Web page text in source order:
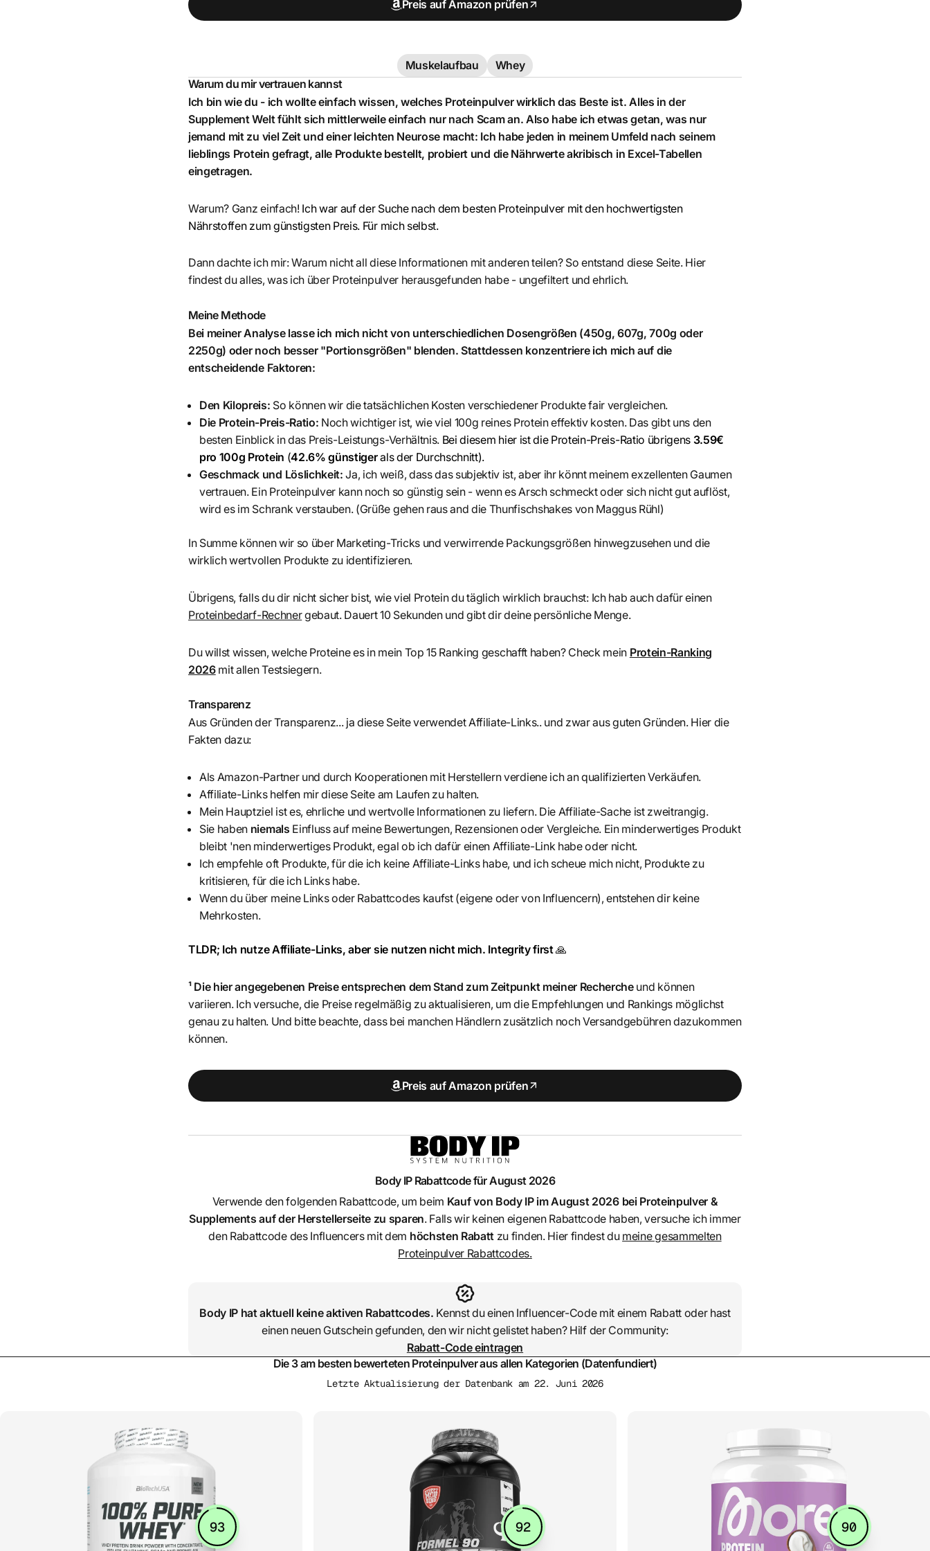
Preis auf Amazon prüfen
Muskelaufbau
Whey
Warum du mir vertrauen kannst
Ich bin wie du - ich wollte einfach wissen, welches Proteinpulver wirklich das Beste ist. Alles in der
Supplement Welt fühlt sich mittlerweile einfach nur nach Scam an. Also habe ich etwas getan, was nur
jemand mit zu viel Zeit und einer leichten Neurose macht: Ich habe jeden in meinem Umfeld nach seinem
lieblings Protein gefragt, alle Produkte bestellt, probiert und die Nährwerte akribisch in Excel-Tabellen
eingetragen.
Warum? Ganz einfach! Ich war auf der Suche nach dem besten Proteinpulver mit den hochwertigsten
Nährstoffen zum günstigsten Preis. Für mich selbst.
Dann dachte ich mir: Warum nicht all diese Informationen mit anderen teilen? So entstand diese Seite. Hier
findest du alles, was ich über Proteinpulver herausgefunden habe - ungefiltert und ehrlich.
Meine Methode
Bei meiner Analyse lasse ich mich nicht von unterschiedlichen Dosengrößen (450g, 607g, 700g oder
2250g) oder noch besser "Portionsgrößen" blenden. Stattdessen konzentriere ich mich auf die
entscheidende Faktoren:
Den Kilopreis: So können wir die tatsächlichen Kosten verschiedener Produkte fair vergleichen.
Die Protein-Preis-Ratio: Noch wichtiger ist, wie viel 100g reines Protein effektiv kosten. Das gibt uns den
besten Einblick in das Preis-Leistungs-Verhältnis. Bei diesem hier ist die Protein-Preis-Ratio übrigens 3.59€
pro 100g Protein (42.6% günstigerals der Durchschnitt).
Geschmack und Löslichkeit: Ja, ich weiß, dass das subjektiv ist, aber ihr könnt meinem exzellenten Gaumen
vertrauen. Ein Proteinpulver kann noch so günstig sein - wenn es Arsch schmeckt oder sich nicht gut auflöst,
wird es im Schrank verstauben. (Grüße gehen raus and die Thunfischshakes von Maggus Rühl)
In Summe können wir so über Marketing-Tricks und verwirrende Packungsgrößen hinwegzusehen und die
wirklich wertvollen Produkte zu identifizieren.
Übrigens, falls du dir nicht sicher bist, wie viel Protein du täglich wirklich brauchst: Ich hab auch dafür einen
Proteinbedarf-Rechnergebaut. Dauert 10 Sekunden und gibt dir deine persönliche Menge.
Du willst wissen, welche Proteine es in mein Top 15 Ranking geschafft haben? Check mein Protein-Ranking
2026mit allen Testsiegern.
Transparenz
Aus Gründen der Transparenz... ja diese Seite verwendet Affiliate-Links.. und zwar aus guten Gründen. Hier die
Fakten dazu:
Als Amazon-Partner und durch Kooperationen mit Herstellern verdiene ich an qualifizierten Verkäufen.
Affiliate-Links helfen mir diese Seite am Laufen zu halten.
Mein Hauptziel ist es, ehrliche und wertvolle Informationen zu liefern. Die Affiliate-Sache ist zweitrangig.
Sie haben niemals Einfluss auf meine Bewertungen, Rezensionen oder Vergleiche. Ein minderwertiges Produkt
bleibt 'nen minderwertiges Produkt, egal ob ich dafür einen Affiliate-Link habe oder nicht.
Ich empfehle oft Produkte, für die ich keine Affiliate-Links habe, und ich scheue mich nicht, Produkte zu
kritisieren, für die ich Links habe.
Wenn du über meine Links oder Rabattcodes kaufst (eigene oder von Influencern), entstehen dir keine
Mehrkosten.
TLDR; Ich nutze Affiliate-Links, aber sie nutzen nicht mich. Integrity first🙏
¹ Die hier angegebenen Preise entsprechen dem Stand zum Zeitpunkt meiner Rechercheund können
variieren. Ich versuche, die Preise regelmäßig zu aktualisieren, um die Empfehlungen und Rankings möglichst
genau zu halten. Und bitte beachte, dass bei manchen Händlern zusätzlich noch Versandgebühren dazukommen
können.
Preis auf Amazon prüfen
Body IPRabattcode für August 2026
Verwende den folgenden Rabattcode, um beim Kauf von Body IPim August 2026 bei Proteinpulver &
Supplements auf der Herstellerseite zu sparen. Falls wir keinen eigenen Rabattcode haben, versuche ich immer
den Rabattcode des Influencers mit dem höchsten Rabatt zu finden. Hier findest du meine gesammelten
Proteinpulver Rabattcodes.
Body IP hat aktuell keine aktiven Rabattcodes. Kennst du einen Influencer-Code mit einem Rabatt oder hast
einen neuen Gutschein gefunden, den wir nicht gelistet haben? Hilf der Community:
Rabatt-Code eintragen
Die 3 am besten bewerteten Proteinpulver aus allen Kategorien (Datenfundiert)
Letzte Aktualisierung der Datenbank am 22. Juni 2026
93 92 90